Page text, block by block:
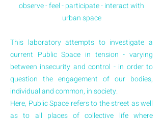
observe - feel - participate - interact with
urban space
This laboratory attempts to investigate a
current Public Space in tension - varying
between insecurity and control - in order to
question the engagement of our bodies,
individual and common, in society.
Here, Public Space refers to the street as well
as to all places of collective life where